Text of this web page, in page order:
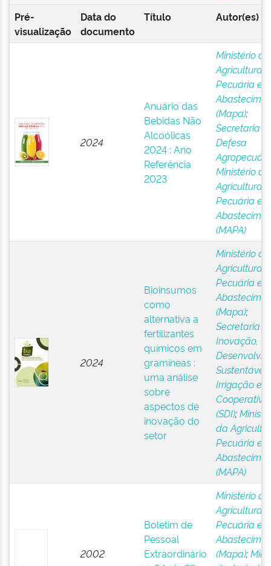
Pré-
visualização
Data do
documento
Título Autor(es)
2024
Anuário das
Bebidas Não
Alcoólicas
2024 : Ano
Referência
2023
Ministério da
Agricultura,
Pecuária e
(Mapa);
Secretaria
Defesa
Ministério da
Agricultura,
Pecuária e
(MAPA)
2024
Bioinsumos
como
alternativa a
fertilizantes
químicos em
gramíneas :
uma análise
sobre
aspectos de
inovação do
setor
Ministério da
Agricultura,
Pecuária e
(Mapa);
Secretaria
Inovação,
Sustentável,
Irrigação e
(SDI);
da
Pecuária e
(MAPA)
2002
Boletim de
Pessoal
Extraordinário
Ministério da
Agricultura,
Pecuária e
(Mapa);